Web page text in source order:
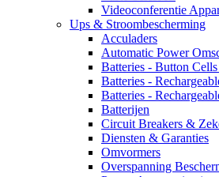
Videoconferentie
Ups & Stroombescherming
Acculaders
Automatic Power
Batteries - Button
Batteries -
Batteries -
Batterijen
Circuit Breakers &
Diensten & Garanties
Omvormers
Overspanning